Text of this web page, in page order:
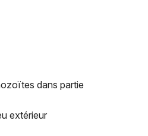
dans partie
extérieur